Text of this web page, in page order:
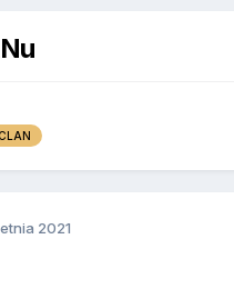
2021